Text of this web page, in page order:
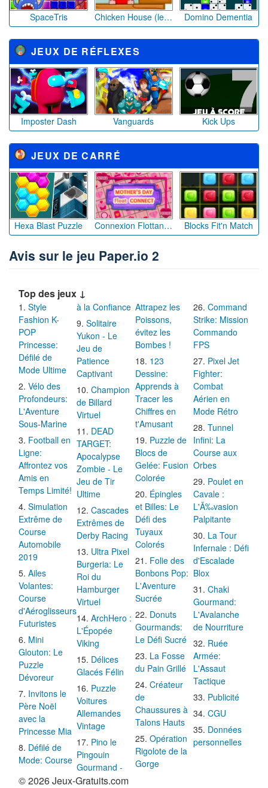
SpaceTris Chicken House (level pack) Domino Dementia
JEUX DE RÉFLEXES
Imposter Dash Vanguards Kick Ups
JEUX DE CARRÉ
Hexa Blast Puzzle Connexion Flottante Fête des Mères Blocks Fit'n Match
Avis sur le jeu Paper.io 2
Top des jeux ↓
Style
Fashion K-
POP
Princesse:
Défilé de
Mode Ultime
Vélo des
Profondeurs:
L'Aventure
Sous-Marine
Football en
Ligne:
Affrontez vos
Amis en
Temps Limité!
Simulation
Extrême de
Course
Automobile
2019
Ailes
Volantes:
Course
d'Aéroglisseurs
Futuristes
Mini
Glouton: Le
Puzzle
Dévoreur
Invitons le
Père Noël
avec la
Princesse Mia
Défilé de
Mode: Course
à la Confiance
Solitaire
Yukon - Le
Jeu de
Patience
Captivant
Champion
de Billard
Virtuel
DEAD
TARGET:
Apocalypse
Zombie - Le
Jeu de Tir
Ultime
Cascades
Extrêmes de
Derby Racing
Ultra Pixel
Burgeria: Le
Roi du
Hamburger
Virtuel
ArchHero :
L'Épopée
Viking
Délices
Glacés Félin
Puzzle
Voitures
Allemandes
Vintage
Pino le
Pingouin
Gourmand -
Attrapez les
Poissons,
évitez les
Bombes !
123
Dessine:
Apprends à
Tracer les
Chiffres en
t'Amusant
Puzzle de
Blocs de
Gelée: Fusion
Colorée
Épingles
et Billes: Le
Défi des
Tuyaux
Colorés
Folie des
Bonbons Pop:
L'Aventure
Sucrée
Donuts
Gourmands:
Le Défi Sucré
La Fosse
du Pain Grillé
Créateur
de
Chaussures à
Talons Hauts
Opération
Rigolote de la
Gorge
Command
Strike: Mission
Commando
FPS
Pixel Jet
Fighter:
Combat
Aérien en
Mode Rétro
Tunnel
Infini: La
Course aux
Orbes
Poulet en
Cavale :
L'Ã‰vasion
Palpitante
La Tour
Infernale : Défi
d'Escalade
Blox
Chaki
Gourmand:
L'Avalanche
de Nourriture
Ruée
Armée:
L'Assaut
Tactique
Publicité
CGU
Données
personnelles
© 2026 Jeux-Gratuits.com